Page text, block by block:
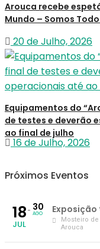
Arouca recebe
Mundo – Somos
20 de Julho, 2026
Equipamentos do
de testes e deverão
ao final de julho
16 de Julho, 2026
Próximos Eventos
18
JUL
30
AGO
Mosteiro
Arouca